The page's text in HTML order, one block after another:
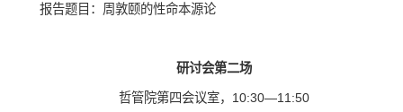
报告题目：周敦颐的性命本源论
研讨会第二场
哲管院第四会议室，10:30—11:50